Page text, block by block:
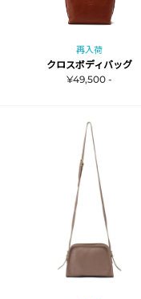
再入荷
クロスボディバッグ
¥49,500 -